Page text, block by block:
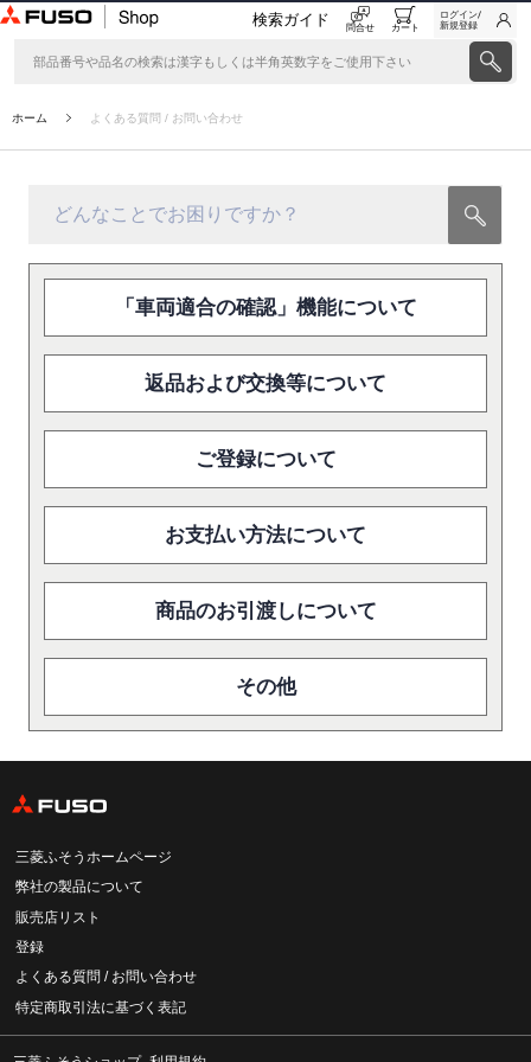
検索ガイド 問合せ カート
ログイン/
新規登録
ホーム よくある質問 / お問い合わせ
「車両適合の確認」機能について
返品および交換等について
ご登録について
お支払い方法について
商品のお引渡しについて
その他
三菱ふそうホームページ
弊社の製品について
販売店リスト
登録
よくある質問 / お問い合わせ
特定商取引法に基づく表記